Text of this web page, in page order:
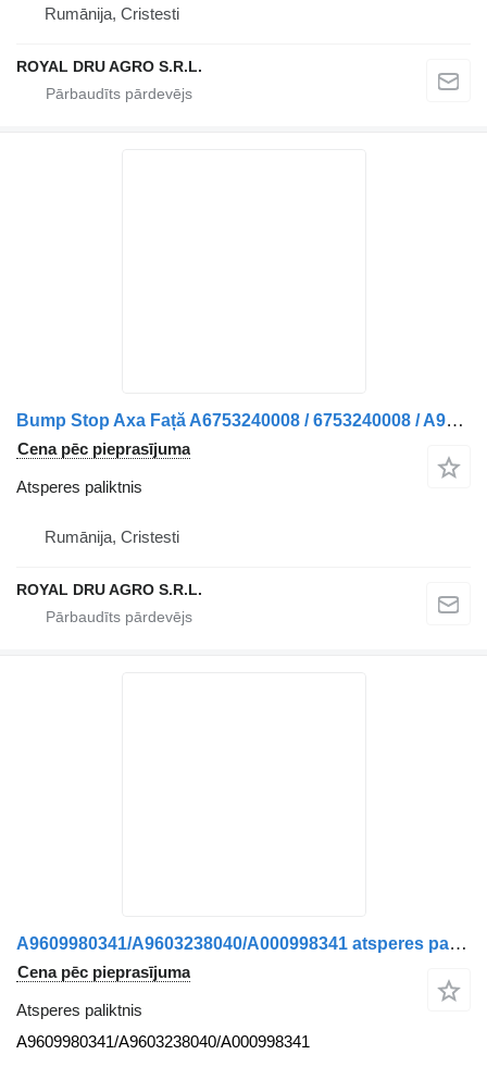
Rumānija, Cristesti
ROYAL DRU AGRO S.R.L.
Bump Stop Axa Față A6753240008 / 6753240008 / A9703220009 / 9703 atsperes paliktnis paredzēts Mercedes-Benz A6753240008 / 6753240008 / A9703220009 / 9703220009 kravas automašīnas
Cena pēc pieprasījuma
Atsperes paliktnis
Rumānija, Cristesti
ROYAL DRU AGRO S.R.L.
A9609980341/A9603238040/A000998341 atsperes paliktnis paredzēts Mercedes-Benz kravas automašīnas
Cena pēc pieprasījuma
Atsperes paliktnis
A9609980341/A9603238040/A000998341